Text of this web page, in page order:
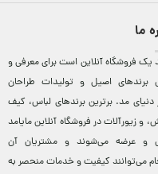
ما
يک فروشگاه آنلاين است برای معرفی و
برندهای اصيل و توليدات طراحان
دنيای مد. برترين‌ برندهای لباس، کيف
و زيورآلات در فروشگاه آنلاين مایامد
و عرضه می‌شوند و مشتريان آن
می‌توانند کيفيت و خدمات منحصر به